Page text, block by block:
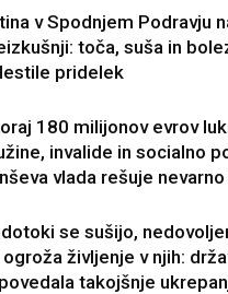
v Spodnjem Podravju
toča, suša in
pridelek
180 milijonov evrov
invalide in socialno
vlada rešuje
se sušijo,
ogroža življenje v njih:
takojšnje